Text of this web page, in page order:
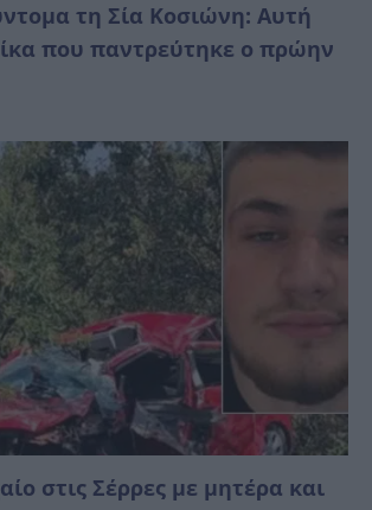
τη Σία Κοσιώνη: Αυτή
που παντρεύτηκε ο πρώην
στις Σέρρες με μητέρα και